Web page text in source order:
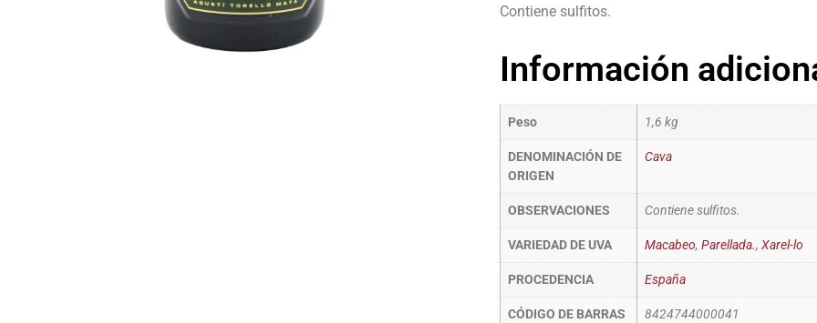
Contiene sulfitos.
Información
Peso 1,6 kg
DENOMINACIÓN DE
ORIGEN
Cava
OBSERVACIONES Contiene sulfitos.
VARIEDAD DE UVA Macabeo, Parellada., Xarel-lo
PROCEDENCIA España
CÓDIGO DE BARRAS 8424744000041